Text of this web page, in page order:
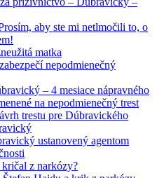
aby ste mi netlmočili to, o
matka
nepodmienečný
– 4 mesiace nápravného
na nepodmienečný trest
trestu pre Dúbravického
ustanovený agentom
z narkózy?